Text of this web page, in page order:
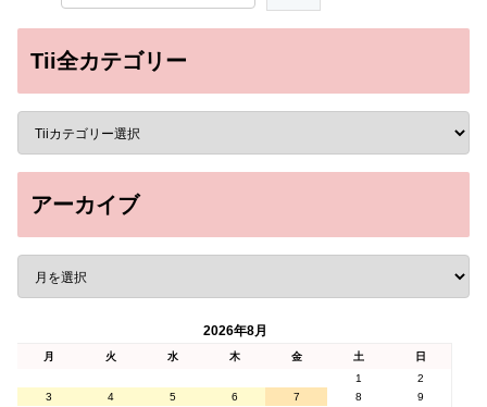
Tii全カテゴリー
アーカイブ
2026年8月
月 火 水 木 金 土
日
1
2
3
4 5 6 7 8
9